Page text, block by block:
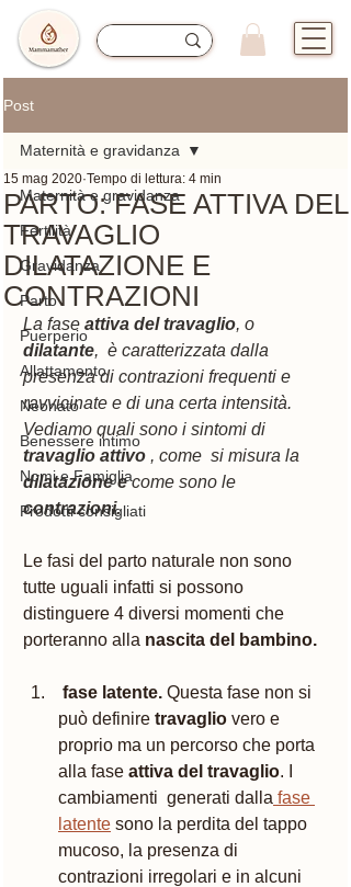
Post
Maternità e gravidanza
Fertilità
Gravidanza
Parto
Puerperio
Allattamento
Neonato
Benessere intimo
Nomi e Famiglia
Prodotti consigliati
Maternità e gravidanza
PARTO: FASE ATTIVA DEL
TRAVAGLIO
DILATAZIONE E
CONTRAZIONI
15 mag 2020 Tempo di lettura: 4 min
La fase attiva del travaglio, o
dilatante,  è caratterizzata dalla
presenza di contrazioni frequenti e
ravvicinate e di una certa intensità.
Vediamo quali sono i sintomi di
travaglio attivo , come  si misura la
dilatazione e come sono le
contrazioni.
Le fasi del parto naturale non sono
tutte uguali infatti si possono
distinguere 4 diversi momenti che
porteranno alla nascita del bambino.
fase latente. Questa fase non si
può definire travaglio vero e
proprio ma un percorso che porta
alla fase attiva del travaglio. I
cambiamenti  generati dalla fase
latente sono la perdita del tappo
mucoso, la presenza di
contrazioni irregolari e in alcuni